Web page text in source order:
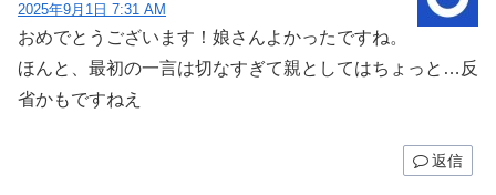
2025年9月1日 7:31 AM
おめでとうございます！娘さんよかったですね。
ほんと、最初の一言は切なすぎて親としてはちょっと…反
省かもですねえ
返信